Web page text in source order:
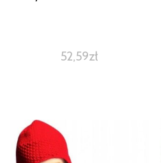
52,59zł